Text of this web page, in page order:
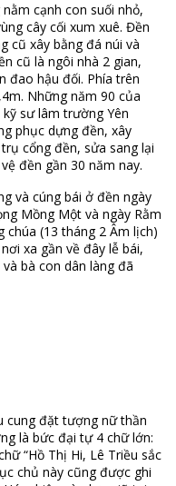
cạnh con suối nhỏ,
cây cối xum xuê. Đền
cũ xây bằng đá núi và
cũ là ngôi nhà 2 gian,
đao hậu đối. Phía trên
Những năm 90 của
sư lâm trường Yên
phục dựng đền, xây
cổng đền, sửa sang lại
đền gần 30 năm nay.
và cúng bái ở đền ngày
Mồng Một và ngày Rằm
chúa (13 tháng 2 Âm lịch)
xa gần về đây lễ bái,
bà con dân làng đã
cung đặt tượng nữ thần
là bức đại tự 4 chữ lớn:
“Hồ Thị Hi, Lê Triều sắc
chủ này cũng được ghi